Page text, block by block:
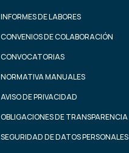
INFORMES DE LABORES
CONVENIOS DE COLABORACIÓN
CONVOCATORIAS
NORMATIVA MANUALES
AVISO DE PRIVACIDAD
OBLIGACIONES DE TRANSPARENCIA
SEGURIDAD DE DATOS PERSONALES